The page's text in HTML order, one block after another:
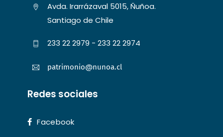
Avda. Irarrázaval 5015, Ñuñoa.
Santiago de Chile
233 22 2979 - 233 22 2974
patrimonio@nunoa.cl
Redes sociales
Facebook